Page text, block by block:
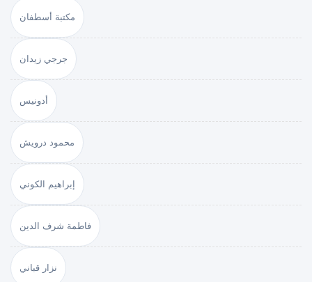
مكتبة أسطفان
جرجي زيدان
أدونيس
محمود درويش
إبراهيم الكوني
فاطمة شرف الدين
نزار قباني